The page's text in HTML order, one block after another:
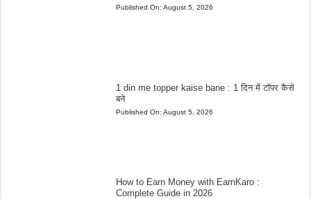
Published On: August 5, 2026
1 din me topper kaise bane : 1 दिन में टॉपर कैसे
बने
Published On: August 5, 2026
How to Earn Money with EarnKaro :
Complete Guide in 2026